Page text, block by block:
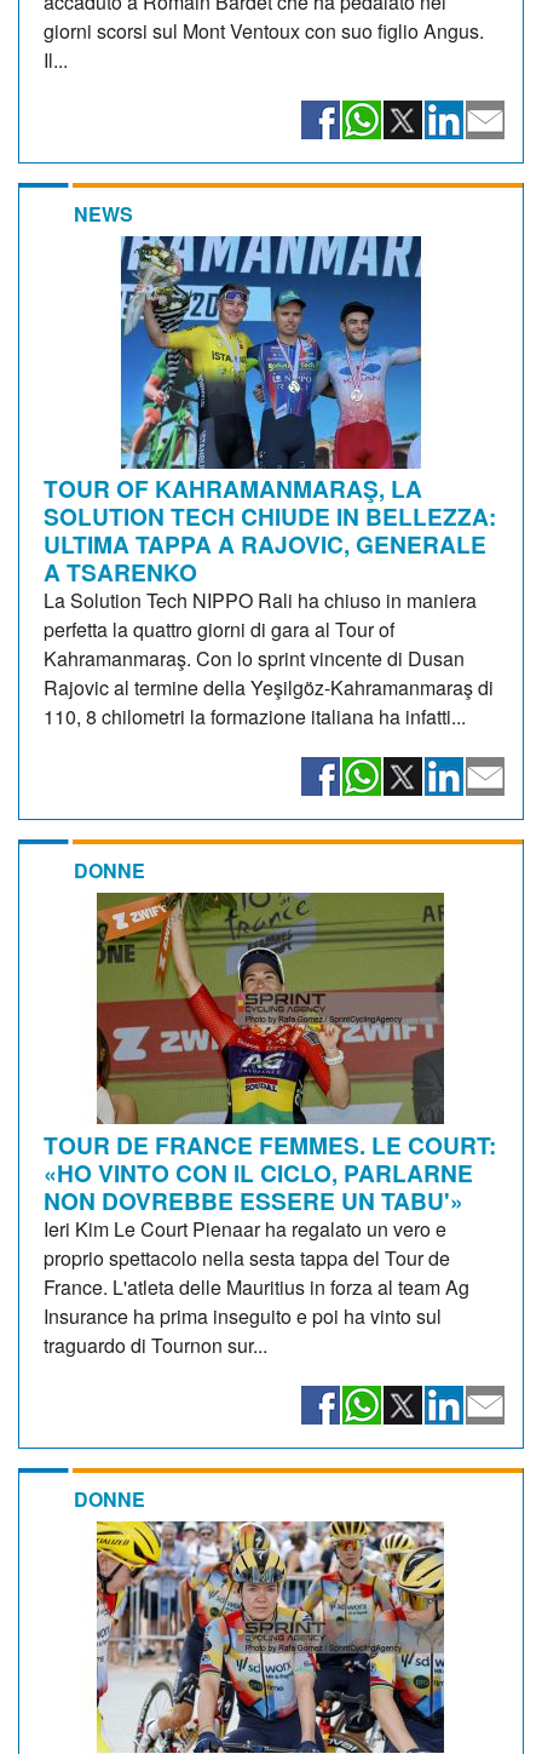
giorni scorsi sul Mont Ventoux con suo figlio Angus.
Il...
NEWS
TOUR OF KAHRAMANMARAŞ, LA
SOLUTION TECH CHIUDE IN BELLEZZA:
ULTIMA TAPPA A RAJOVIC, GENERALE
A TSARENKO
La Solution Tech NIPPO Rali ha chiuso in maniera
perfetta la quattro giorni di gara al Tour of
Kahramanmaraş. Con lo sprint vincente di Dusan
Rajovic al termine della Yeşilgöz-Kahramanmaraş di
110, 8 chilometri la formazione italiana ha infatti...
DONNE
TOUR DE FRANCE FEMMES. LE COURT:
«HO VINTO CON IL CICLO, PARLARNE
NON DOVREBBE ESSERE UN TABU'»
Ieri Kim Le Court Pienaar ha regalato un vero e
proprio spettacolo nella sesta tappa del Tour de
France. L'atleta delle Mauritius in forza al team Ag
Insurance ha prima inseguito e poi ha vinto sul
traguardo di Tournon sur...
DONNE